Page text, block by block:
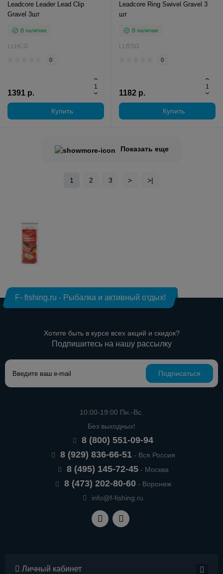
Leadcore Leader Lead Clip
Gravel 3шт
В наличии
LLHCG
0
1391 р.
Купить
Leadcore Ring Swivel Gravel 3
шт
В наличии
LLRSG
0
1182 р.
Купить
Показать еще
1 2 3 > >|
F- fishing.ru - Рыбалка и активный отдых!
Хотите быть в курсе всех акций и скидок?
Подпишитесь на нашу рассылку
Подписаться
10:00-19:00 Пн.-Вс.
Без выходных!
8 (800) 551-09-94
8 (929) 836-66-51- Вся Россия
8 (495) 145-72-45- Москва
8 (473) 202-80-60- Воронеж
info@f-fishing.ru
Личный кабинет